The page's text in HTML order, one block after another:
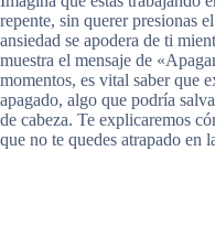
repente, sin querer presionas
ansiedad se apodera de ti
muestra el mensaje de
momentos, es vital saber que
apagado, algo que podría
de cabeza. Te explicaremos
que no te quedes atrapado en